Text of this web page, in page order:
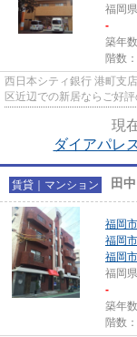
福岡県
-
築年
階数
西日本シティ銀行 港町支
区近辺での新居ならご好
自分好みの外観で選びたい
現
ダイアパレ
賃貸｜マンション 田
福岡
福岡
福岡
福岡県
-
築年
階数